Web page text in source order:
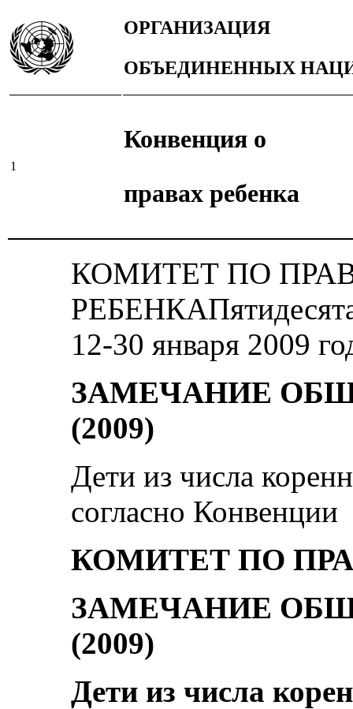
ОРГАНИЗАЦИЯ
ОБЪЕДИНЕННЫХ
1
Конвенция о
правах ребенка
КОМИТЕТ ПО
12‑30 января 2009
ЗАМЕЧАНИЕ
(2009)
Дети из числа
согласно Конвенции
КОМИТЕТ ПО
ЗАМЕЧАНИЕ
(2009)
Дети из числа